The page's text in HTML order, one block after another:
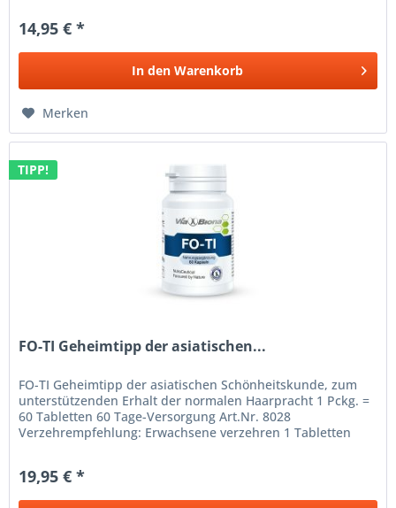
14,95 € *
In den Warenkorb
Merken
TIPP!
FO-TI Geheimtipp der asiatischen...
FO-TI Geheimtipp der asiatischen Schönheitskunde, zum
unterstützenden Erhalt der normalen Haarpracht 1 Pckg. =
60 Tabletten 60 Tage-Versorgung Art.Nr. 8028
Verzehrempfehlung: Erwachsene verzehren 1 Tabletten
19,95 € *